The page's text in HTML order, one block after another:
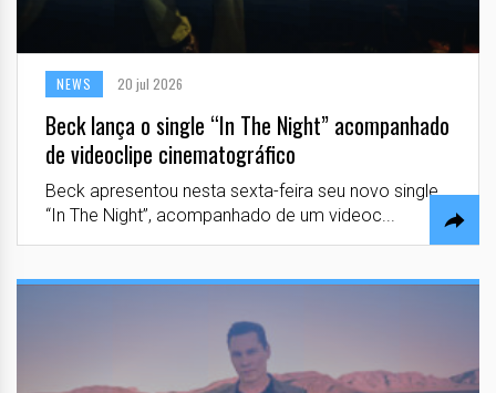
NEWS 20 jul 2026
Beck lança o single “In The Night” acompanhado
de videoclipe cinematográfico
Beck apresentou nesta sexta-feira seu novo single,
“In The Night”, acompanhado de um videoc...